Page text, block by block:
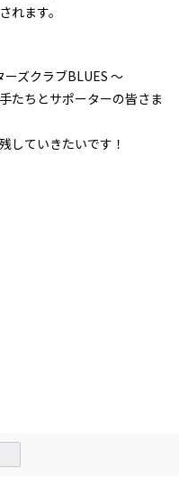
れます。
ズクラブBLUES ～
たちとサポーターの皆さま
していきたいです！